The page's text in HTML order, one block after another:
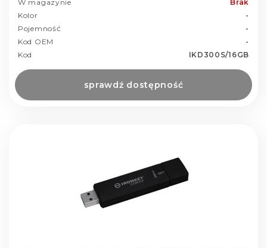
W magazynie
Brak
Kolor
-
Pojemność
-
Kod OEM
-
Kod
IKD300S/16GB
sprawdź dostępność